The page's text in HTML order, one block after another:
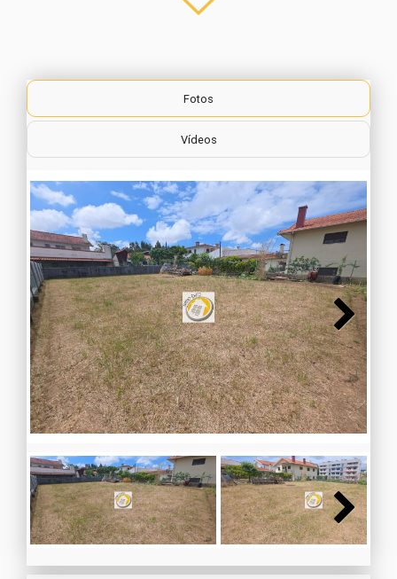
Fotos
Vídeos
Next
Next